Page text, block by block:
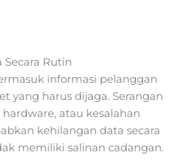
Secara Rutin
informasi pelanggan
yang harus dijaga. Serangan
atau kesalahan
kehilangan data secara
memiliki salinan cadangan.